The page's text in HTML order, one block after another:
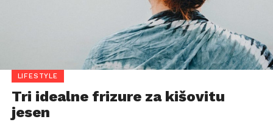
LIFESTYLE
Tri idealne frizure za kišovitu
jesen